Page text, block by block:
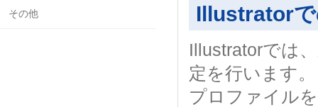
Illustratorで
Illustratorでは
定を行います。
プロファイル
その他